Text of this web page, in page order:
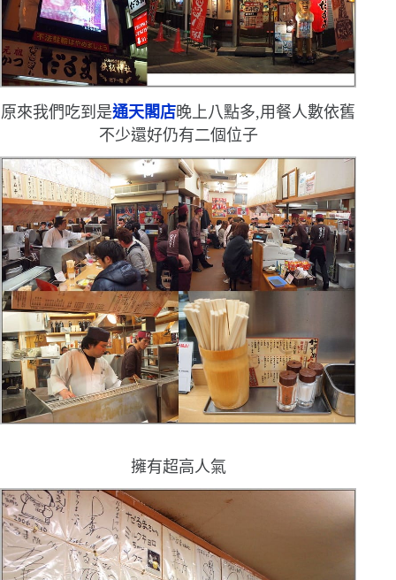
原來我們吃到是通天閣店晚上八點多,用餐人數依舊
不少還好仍有二個位子
擁有超高人氣